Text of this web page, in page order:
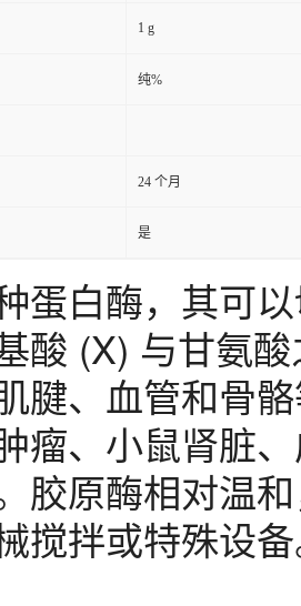
1 g
纯%
24 个月
是
蛋白酶，其可
酸 (X) 与甘氨
腱、血管和骨
瘤、小鼠肾脏
胶原酶相对温
搅拌或特殊设